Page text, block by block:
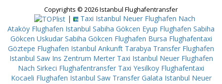
Copyrights © 2026 Istanbul Flughafentransfer
|
Taxi Istanbul Neuer Flughafen Nach
Ataköy Flughafen Istanbul Sabiha Gökcen Eyup Flughafen Sabiha
Gökcen Uskudar Sabiha Gökcen Flughafen Bursa Flughafentaxi
Göztepe Flughafen Istanbul Ankunft Tarabya Transfer Flughafen
Istanbul Saw Ins Zentrum Merter Taxi Istanbul Neuer Flughafen
Nach Sirkeci Flughafentransfer Taxi Yesilkoy Flughafentaxi
Kocaeli Flughafen Istanbul Saw Transfer Galata Istanbul Neuer